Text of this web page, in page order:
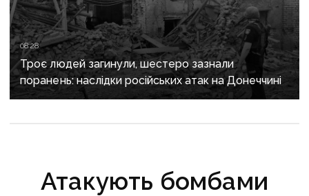
08:28
Троє людей загинули, шестеро зазнали
поранень: наслідки російських атак на Донеччині
Атакують бомбами